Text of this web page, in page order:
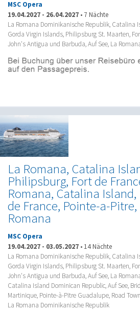
MSC Opera
19.04.2027 - 26.04.2027 • 7 Nächte
La Romana Dominikanische Republik, Catalina
Gorda Virgin Islands, Philipsburg St. Maarten,
John's Antigua und Barbuda, Auf See, La
La Romana, Catalina
Philipsburg, Fort de
Romana, Catalina
de France, Pointe-a-Pitre,
Romana
MSC Opera
19.04.2027 - 03.05.2027 • 14 Nächte
La Romana Dominikanische Republik, Catalina
Gorda Virgin Islands, Philipsburg St. Maarten,
John's Antigua und Barbuda, Auf See, La
Catalina Island Dominican Republic, Auf See,
Martinique, Pointe-à-Pitre Guadalupe, Road
La Romana Dominikanische Republik